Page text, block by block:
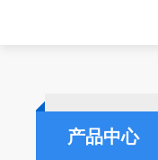
产品中心